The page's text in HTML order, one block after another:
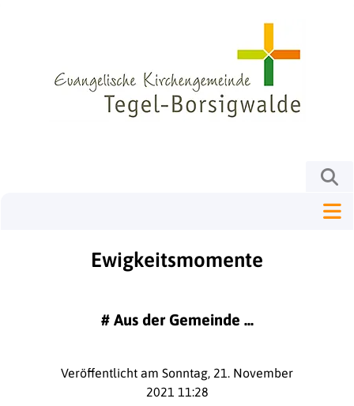
Ewigkeitsmomente
# Aus der Gemeinde ...
Veröffentlicht am Sonntag, 21. November
2021 11:28